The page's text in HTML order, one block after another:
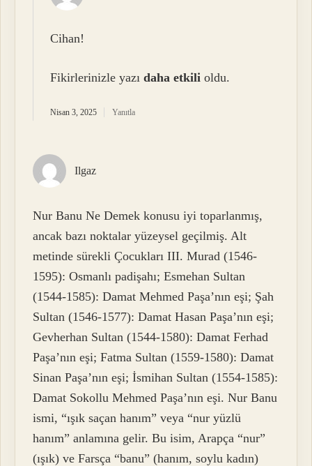
Cihan!
Fikirlerinizle yazıdaha etkili oldu.
Nisan 3, 2025 Yanıtla
Ilgaz
Nur Banu Ne Demek konusu iyi toparlanmış,
ancak bazı noktalar yüzeysel geçilmiş. Alt
metinde sürekli Çocukları III. Murad (1546-
1595): Osmanlı padişahı; Esmehan Sultan
(1544-1585): Damat Mehmed Paşa’nın eşi; Şah
Sultan (1546-1577): Damat Hasan Paşa’nın eşi;
Gevherhan Sultan (1544-1580): Damat Ferhad
Paşa’nın eşi; Fatma Sultan (1559-1580): Damat
Sinan Paşa’nın eşi; İsmihan Sultan (1554-1585):
Damat Sokollu Mehmed Paşa’nın eşi. Nur Banu
ismi, “ışık saçan hanım” veya “nur yüzlü
hanım” anlamına gelir. Bu isim, Arapça “nur”
(ışık) ve Farsça “banu” (hanım, soylu kadın)